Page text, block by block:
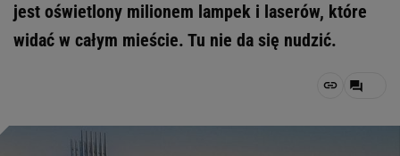
jest oświetlony milionem lampek i laserów, które
widać w całym mieście. Tu nie da się nudzić.